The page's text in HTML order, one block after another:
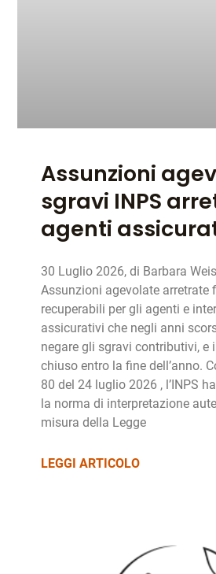
Assunzioni
sgravi INPS
agenti
30 Luglio 2026, di Barbara
Assunzioni agevolate arretrate
recuperabili per gli agenti e
assicurativi che negli anni
negare gli sgravi contributivi, e
chiuso entro la fine dell’anno.
80 del 24 luglio 2026 , l’INPS
la norma di interpretazione
misura della Legge
LEGGI ARTICOLO